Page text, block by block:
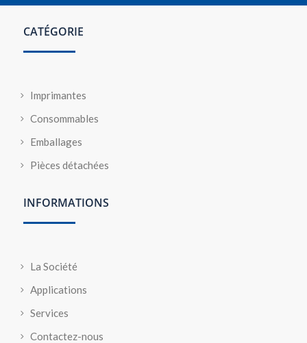
CATÉGORIE
Imprimantes
Consommables
Emballages
Pièces détachées
INFORMATIONS
La Société
Applications
Services
Contactez-nous